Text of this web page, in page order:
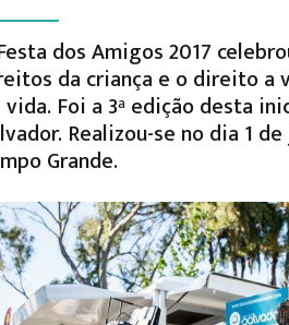
dos Amigos 2017
da criança e o direito a
Foi a 3ª edição desta
Realizou-se no dia 1
Grande.